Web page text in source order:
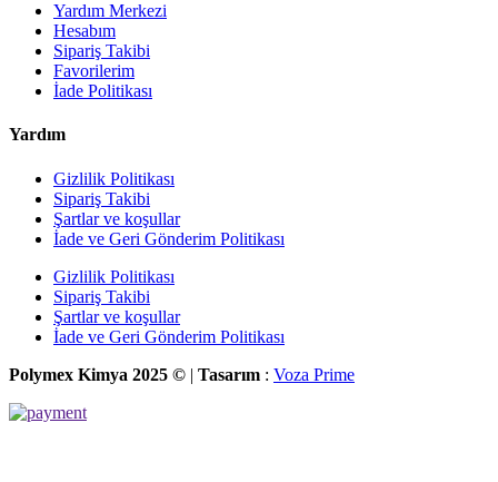
Yardım Merkezi
Hesabım
Sipariş Takibi
Favorilerim
İade Politikası
Yardım
Gizlilik Politikası
Sipariş Takibi
Şartlar ve koşullar
İade ve Geri Gönderim Politikası
Gizlilik Politikası
Sipariş Takibi
Şartlar ve koşullar
İade ve Geri Gönderim Politikası
Polymex Kimya 2025 © | Tasarım : Voza Prime